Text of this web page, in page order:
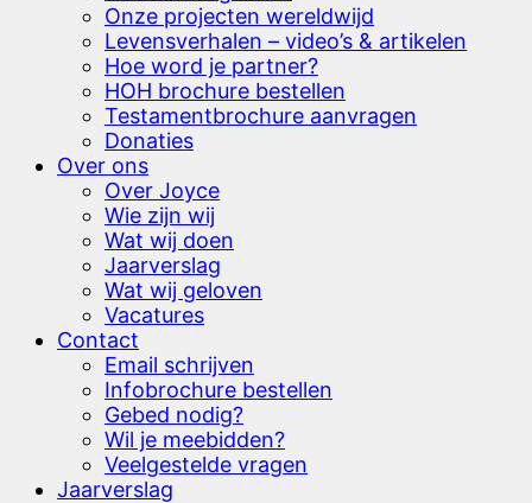
Onze projecten wereldwijd
Levensverhalen – video’s & artikelen
Hoe word je partner?
HOH brochure bestellen
Testamentbrochure aanvragen
Donaties
Over ons
Over Joyce
Wie zijn wij
Wat wij doen
Jaarverslag
Wat wij geloven
Vacatures
Contact
Email schrijven
Infobrochure bestellen
Gebed nodig?
Wil je meebidden?
Veelgestelde vragen
Jaarverslag